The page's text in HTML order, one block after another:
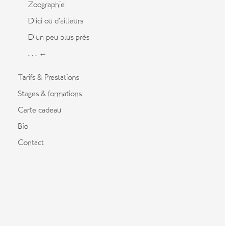
Zoographie
D’ici ou d’ailleurs
D’un peu plus près
. . . ←
Tarifs & Prestations
Stages & formations
Carte cadeau
Bio
Contact